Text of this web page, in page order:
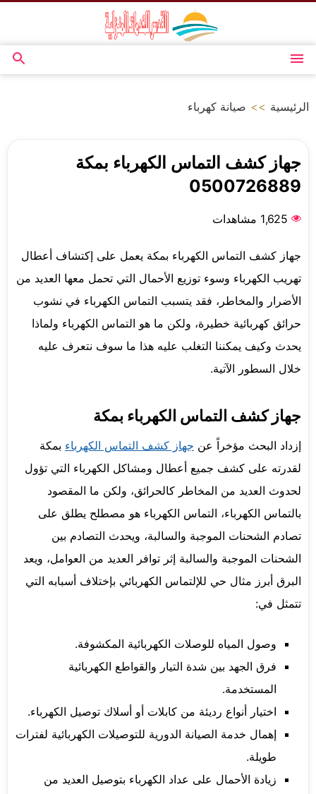
المحتوى
القائمة
بحث
الرئيسية >> صيانة كهرباء
جهاز كشف التماس الكهرباء بمكة
0500726889
1,625 مشاهدات
جهاز كشف التماس الكهرباء بمكة يعمل على إكتشاف أعطال
تهريب الكهرباء وسوء توزيع الأحمال التي تحمل معها العديد من
الأضرار والمخاطر، فقد يتسبب التماس الكهرباء في نشوب
حرائق كهربائية خطيرة، ولكن ما هو التماس الكهرباء ولماذا
يحدث وكيف يمكننا التغلب عليه هذا ما سوف نتعرف عليه
خلال السطور الآتية.
جهاز كشف التماس الكهرباء بمكة
إزداد البحث مؤخراً عن جهاز كشف التماس الكهرباء بمكة
لقدرته على كشف جميع أعطال ومشاكل الكهرباء التي تؤول
لحدوث العديد من المخاطر كالحرائق، ولكن ما المقصود
بالتماس الكهرباء، التماس الكهرباء هو مصطلح يطلق على
تصادم الشحنات الموجبة والسالبة، ويحدث التصادم بين
الشحنات الموجبة والسالبة إثر توافر العديد من العوامل، ويعد
البرق أبرز مثال حي للإلتماس الكهربائي بإختلاف أسبابه التي
تتمثل في:
وصول المياه للوصلات الكهربائية المكشوفة.
فرق الجهد بين شدة التيار والقواطع الكهربائية
المستخدمة.
اختيار أنواع رديئة من كابلات أو أسلاك توصيل الكهرباء.
إهمال خدمة الصيانة الدورية للتوصيلات الكهربائية لفترات
طويلة.
زيادة الأحمال على عداد الكهرباء بتوصيل العديد من